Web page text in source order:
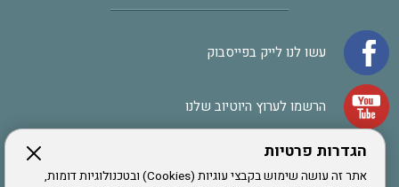
הגדרות פרטיות
אתר זה עושה שימוש בקבצי עוגיות (Cookies) ובטכנולוגיות דומות,
עשו לנו לייק בפייסבוק
הרשמו לערוץ היוטיוב שלנו